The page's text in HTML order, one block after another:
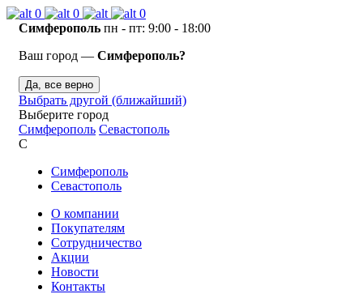
0 0
0
Симферополь пн - пт: 9:00 - 18:00
Ваш город — Симферополь?
Да, все верно
Выбрать другой (ближайший)
Выберите город
Симферополь Севастополь
С
Симферополь
Севастополь
О компании
Покупателям
Сотрудничество
Акции
Новости
Контакты